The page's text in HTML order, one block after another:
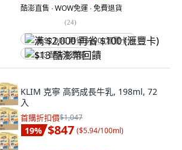
酷澎直售 ∙ WOW免運 ∙ 免費退貨
(24)
满 $2,000 再省 $100 (滙豐卡)
$13 酷澎幣回饋
KLIM 克寧 高鈣成長牛乳, 198ml, 72
入
首購折扣價$1,047
19% $847 ($5.94/100ml)